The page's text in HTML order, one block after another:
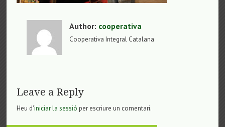
Author: cooperativa
Cooperativa Integral Catalana
Leave a Reply
Heu d'iniciar la sessió per escriure un comentari.